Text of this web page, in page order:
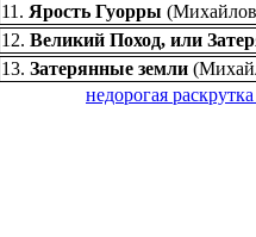
11. Ярость Гуорры (
12. Великий Поход, или
13. Затерянные земли (
недорогая